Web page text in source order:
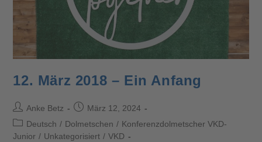
12. März 2018 – Ein Anfang
Anke Betz
März 12, 2024
Deutsch / Dolmetschen / Konferenzdolmetscher VKD-
Junior / Unkategorisiert / VKD